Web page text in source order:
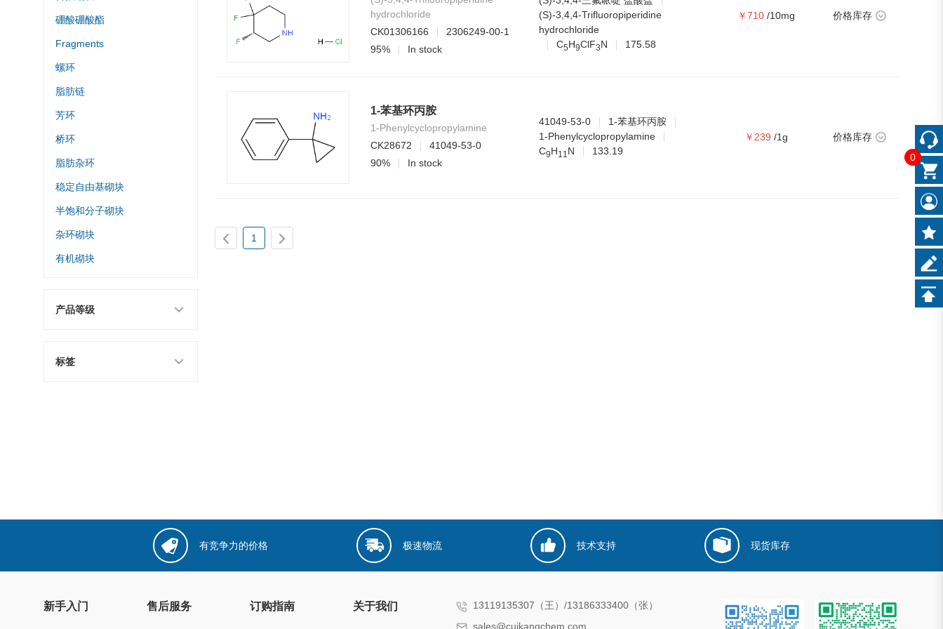
硼酸硼酸酯
Fragments
螺环
脂肪链
芳环
桥环
脂肪杂环
稳定自由基砌块
半饱和分子砌块
杂环砌块
有机砌块
产品等级
标签
hydrochloride
CK01306166
2306249-00-1
95%
In stock
(S)-3,4,4-Trifluoropiperidine
hydrochloride
C5H9ClF3N 175.58
￥710 /10mg 价格库存
1-苯基环丙胺
1-Phenylcyclopropylamine
CK28672
41049-53-0
90%
In stock
41049-53-0
1-苯基环丙胺
1-Phenylcyclopropylamine
C9H1 1 N 133.19
￥239 /1g 价格库存
1
有竞争力的价格 极速物流 技术支持 现货库存
新手入门 售后服务 订购指南 关于我们
13119135307（王）/13186333400（张）
sales@cuikangchem.com
0